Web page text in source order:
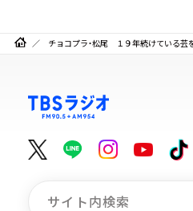
チョコプラ・松尾 １９年続けている芸